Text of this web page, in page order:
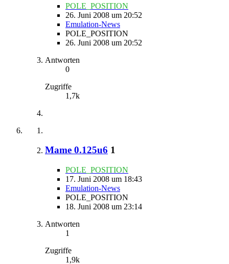
POLE_POSITION
26. Juni 2008 um 20:52
Emulation-News
POLE_POSITION
26. Juni 2008 um 20:52
Antworten
0
Zugriffe
1,7k
Mame 0.125u6 1
POLE_POSITION
17. Juni 2008 um 18:43
Emulation-News
POLE_POSITION
18. Juni 2008 um 23:14
Antworten
1
Zugriffe
1,9k